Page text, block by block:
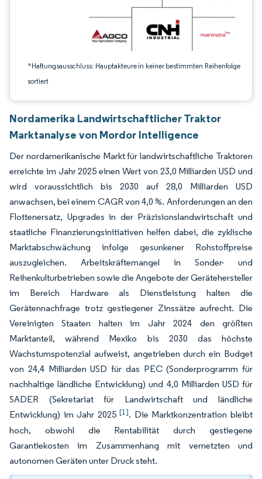
*Haftungsausschluss: Hauptakteure in keiner bestimmten Reihenfolge
sortiert
Nordamerika Landwirtschaftlicher Traktor
Marktanalyse von Mordor Intelligence
Der nordamerikanische Markt für landwirtschaftliche Traktoren
erreichte im Jahr 2025 einen Wert von 23,0 Milliarden USD und
wird voraussichtlich bis 2030 auf 28,0 Milliarden USD
anwachsen, bei einem CAGR von 4,0 %. Anforderungen an den
Flottenersatz, Upgrades in der Präzisionslandwirtschaft und
staatliche Finanzierungsinitiativen helfen dabei, die zyklische
Marktabschwächung infolge gesunkener Rohstoffpreise
auszugleichen. Arbeitskräftemangel in Sonder- und
Reihenkulturbetrieben sowie die Angebote der Gerätehersteller
im Bereich Hardware als Dienstleistung halten die
Gerätennachfrage trotz gestiegener Zinssätze aufrecht. Die
Vereinigten Staaten halten im Jahr 2024 den größten
Marktanteil, während Mexiko bis 2030 das höchste
Wachstumspotenzial aufweist, angetrieben durch ein Budget
von 24,4 Milliarden USD für das PEC (Sonderprogramm für
nachhaltige ländliche Entwicklung) und 4,0 Milliarden USD für
SADER (Sekretariat für Landwirtschaft und ländliche
Entwicklung) im Jahr 2025[1]. Die Marktkonzentration bleibt
hoch, obwohl die Rentabilität durch gestiegene
Garantiekosten im Zusammenhang mit vernetzten und
autonomen Geräten unter Druck steht.